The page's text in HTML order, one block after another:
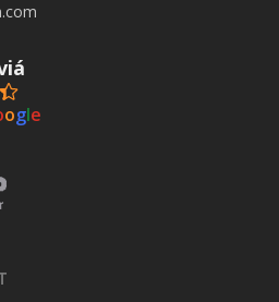
ogle